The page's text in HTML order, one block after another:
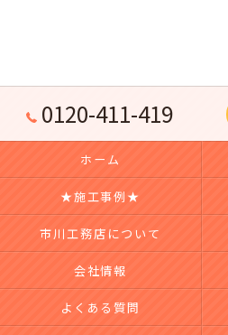
0120-411-419
ホーム
★施工事例★
市川工務店について
会社情報
よくある質問